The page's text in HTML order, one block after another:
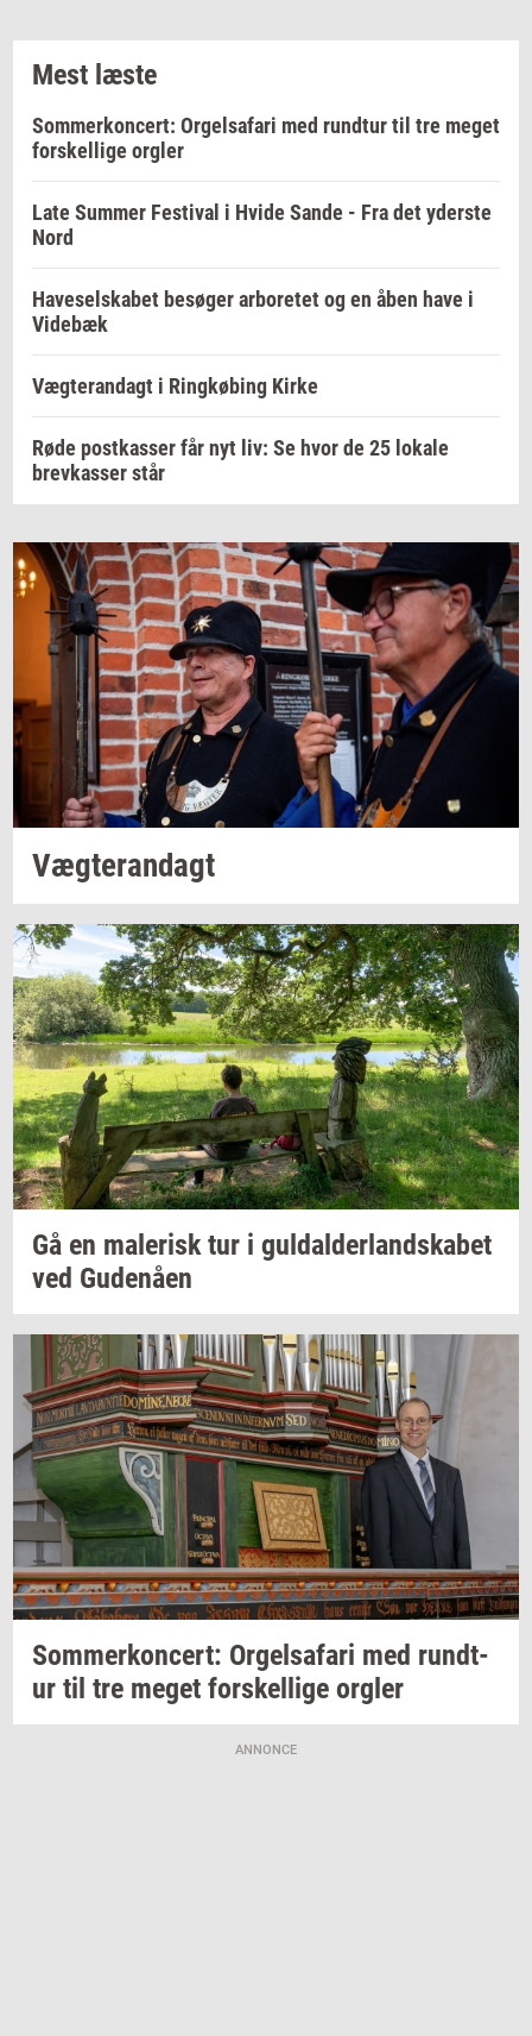
Mest læste
Sommerkoncert: Orgelsafari med rundtur til tre meget
forskellige orgler
Late Summer Festival i Hvide Sande - Fra det yderste
Nord
Haveselskabet besøger arboretet og en åben have i
Videbæk
Vægterandagt i Ringkøbing Kirke
Røde postkasser får nyt liv: Se hvor de 25 lokale
brevkasser står
Væg­te­ran­dagt
Gå en ma­le­risktur i gul­dal­der­land­ska­bet
ved Gu­denå­en
Som­mer­kon­cert: Or­gel­s­a­fa­ri med rund­t­
ur til tre meget for­skel­li­ge org­ler
ANNONCE